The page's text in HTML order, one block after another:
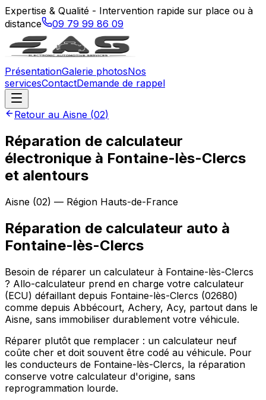
Expertise & Qualité - Intervention rapide sur place ou à
distance
09 79 99 86 09
PrésentationGalerie photosNos
servicesContactDemande de rappel
Retour au Aisne (02)
Réparation de calculateur
électronique à Fontaine-lès-Clercs
et alentours
Aisne (02) — Région Hauts-de-France
Réparation de calculateur auto à
Fontaine-lès-Clercs
Besoin de réparer un calculateur à Fontaine-lès-Clercs
? Allo-calculateur prend en charge votre calculateur
(ECU) défaillant depuis Fontaine-lès-Clercs (02680)
comme depuis Abbécourt, Achery, Acy, partout dans le
Aisne, sans immobiliser durablement votre véhicule.
Réparer plutôt que remplacer : un calculateur neuf
coûte cher et doit souvent être codé au véhicule. Pour
les conducteurs de Fontaine-lès-Clercs, la réparation
conserve votre calculateur d'origine, sans
reprogrammation lourde.